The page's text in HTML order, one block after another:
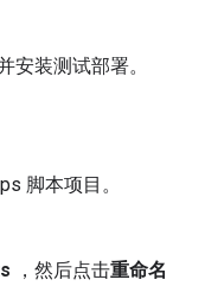
安装测试部署。
脚本项目。
，然后点击重命名